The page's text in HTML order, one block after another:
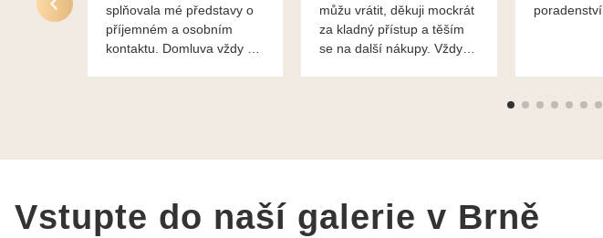
splňovala mé představy o
příjemném a osobním
kontaktu. Domluva vždy na
Moc děkuji a doporučuji se
jak už bylo napsáno - na
požádání Vám šperky z
můžu vrátit, děkuji mockrát
za kladný přístup a těším
se na další nákupy. Vždy
poradenství
Vstupte do naší galerie v Brně